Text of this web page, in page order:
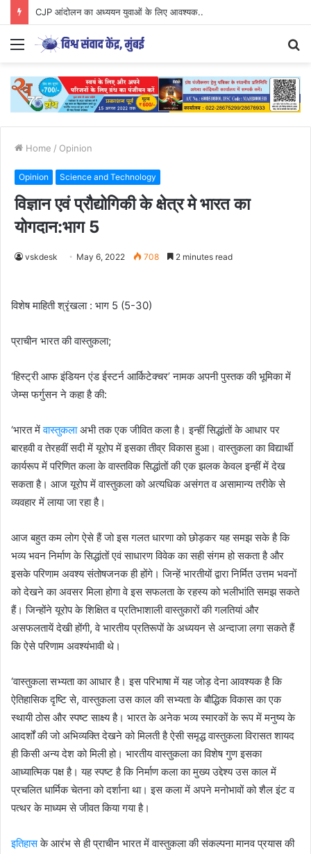
CJP आंदोलन का अध्ययन युवाओं के लिए आवश्यक..
Menu
Home / Opinion
Opinion Science and Technology
विज्ञान एवं प्रौद्योगिकी के क्षेत्र मे भारत का
योगदान:भाग 5
vskdesk May 6, 2022 708 2 minutes read
विशेष माहिती श्रृंखला : भाग 5 (5-30)
प्राचीन भारत की वास्तुकला;
‘हिस्ट्री आफ इंडियन एंड ईस्टर्न आर्किटेक्चर’ नामक अपनी पुस्तक की भूमिका में
जेम्स फर्गुसन ने कहा है की:
‘भारत मेंवास्तुकलाअभी तक एक जीवित कला है। इन्हीं सिद्धांतों के आधार पर
बारहवी व तेरहवीं सदी में यूरोप में इसका तीव्र विकास हुआ। वास्तुकला का विद्यार्थी
कार्यरूप में परिणित कला के वास्तविक सिद्धांतों की एक झलक केवल इन्हीं में देख
सकता है। आज यूरोप में वास्तुकला को अत्यधिक असंगत व असामान्य तरीके से
व्यवहार में लाया जा रहा है।
आज बहुत कम लोग ऐसे हैं जो इस गलत धारणा को छोड़कर यह समझ सके है कि
भव्य भवन निर्माण के सिद्धांतों एवं साधारण विवेक का सही संगम हो सकता है और
इसके परिणाम अवश्य संतोषजनक ही होंगे। जिन्हें भारतीयों द्वारा निर्मित उत्तम भवनों
को देखने का अवसर मिला होगा वे इस सफलता के रहस्य को भलीभांति समझ सकते
हैं। जिन्होंने यूरोप के शिक्षित व प्रतिभाशाली वास्तुकारों की गलतियां और
असफलतायें देखी होंगी, वे भारतीय प्रतिरूपों के अध्ययन से अन्दाजा लगा सकते हैं
कि ऐसे परिणाम अवश्यंभावी थे।
‘वास्तुकला सभ्यता का आधार है। इस परिभाषा में यह जोड़ देना आवश्यक है कि
ऐतिहासिक दृष्टि से, वास्तुकला उस काल की सभ्यता के बौद्धिक विकास का एक
स्थायी ठोस और स्पष्ट साक्ष्य है। भारत के अनेक भव्य स्मारकों के रूप में मनुष्य के
आदर्शों की जो अभिव्यक्ति देखने को मिलती है ऐसी समृद्ध वास्तुकला विरासत शायद
ही किसी अन्य देश को मिली हो। भारतीय वास्तुकला का विशेष गुण इसका
आध्यात्मिक पक्ष है। यह स्पष्ट है कि निर्माण कला का मुख्य उद्देश्य उस काल में
प्रचलित धार्मिक चेतना को दर्शाना था। इस कला में अपने मनोभावों को शैल इंट व
पत्थर के माध्यम से जीवत किया गया है।
इतिहासके आरंभ से ही प्राचीन भारत में वास्तुकला की संकल्पना मानव प्रयास की